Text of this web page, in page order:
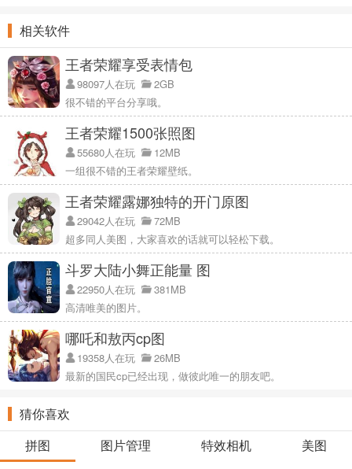
相关软件
王者荣耀享受表情包
98097人在玩
2GB
很不错的平台分享哦。
王者荣耀1500张照图
55680人在玩
12MB
一组很不错的王者荣耀壁纸。
王者荣耀露娜独特的开门原图
29042人在玩
72MB
超多同人美图，大家喜欢的话就可以轻松下载。
斗罗大陆小舞正能量 图
22950人在玩
381MB
高清唯美的图片。
哪吒和敖丙cp图
19358人在玩
26MB
最新的国民cp已经出现，做彼此唯一的朋友吧。
猜你喜欢
拼图
图片管理 特效相机 美图